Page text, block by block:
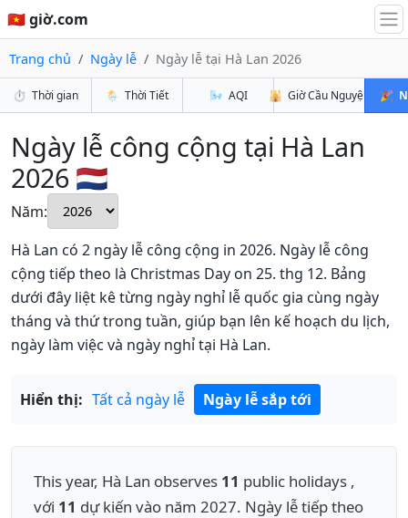
🇻🇳 giờ.com
Trang chủ Ngày lễ Ngày lễ tại Hà Lan 2026
⏱️ Thời gian 🌦️ Thời Tiết 🌬️ AQI 🕌 Giờ Cầu Nguyện 🎉
Ngày lễ công cộng tại Hà Lan
2026 🇳🇱
Năm:
Hà Lan có 2 ngày lễ công cộng in 2026. Ngày lễ công
cộng tiếp theo là Christmas Day on 25. thg 12. Bảng
dưới đây liệt kê từng ngày nghỉ lễ quốc gia cùng ngày
tháng và thứ trong tuần, giúp bạn lên kế hoạch du lịch,
ngày làm việc và ngày nghỉ tại Hà Lan.
Hiển thị: Tất cả ngày lễ Ngày lễ sắp tới
This year, Hà Lan observes 11 public holidays ,
với 11 dự kiến vào năm 2027. Ngày lễ tiếp theo